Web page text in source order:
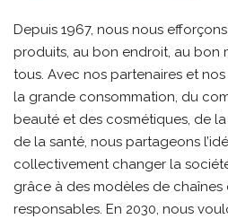
Depuis 1967, nous nous
produits, au bon endroit, au bon
tous. Avec nos partenaires et
la grande consommation, du
beauté et des cosmétiques, de
de la santé, nous partageons
collectivement changer la
grâce à des modèles de chaînes
responsables. En 2030, nous